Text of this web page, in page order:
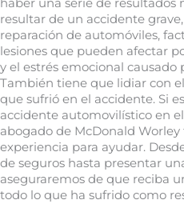
haber una serie de resultados
resultar de un accidente
reparación de automóviles,
lesiones que pueden afectar
y el estrés emocional
También tiene que lidiar con
que sufrió en el accidente. Si
accidente automovilístico en
abogado de McDonald
experiencia para ayudar.
de seguros hasta presentar
aseguraremos de que reciba
todo lo que ha sufrido como